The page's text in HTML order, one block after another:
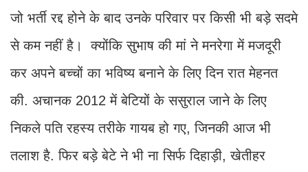
जो भर्ती रद्द होने के बाद उनके परिवार पर किसी भी बड़े सदमे
से कम नहीं है। क्योंकि सुभाष की मां ने मनरेगा में मजदूरी
कर अपने बच्चों का भविष्य बनाने के लिए दिन रात मेहनत
की. अचानक 2012 में बेटियों के ससुराल जाने के लिए
निकले पति रहस्य तरीके गायब हो गए, जिनकी आज भी
तलाश है. फिर बड़े बेटे ने भी ना सिर्फ दिहाड़ी, खेतीहर